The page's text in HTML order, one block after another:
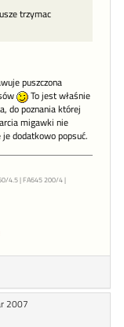
trzymac
puszczona
To jest właśnie
do poznania której
migawki nie
dodatkowo popsuć.
4.5 | FA645 200/4 |
2007